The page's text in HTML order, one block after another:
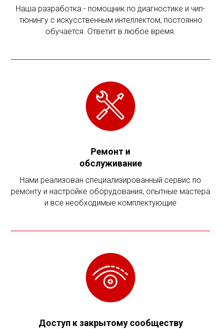
Наша разработка - помощник по диагностике и чип-
тюнингу с искусственным интеллектом, постоянно
обучается. Ответит в любое время.
Ремонт и
обслуживание
Нами реализован специализированный сервис по
ремонту и настройке оборудования, опытные мастера
и все необходимые комплектующие
Доступ к закрытому сообществу